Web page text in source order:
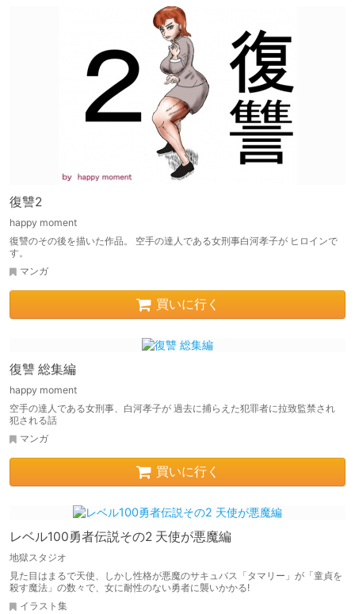
復讐2
happy moment
復讐のその後を描いた作品。 空手の達人である女刑事白河孝子が ヒロインで
す。
マンガ
買いに行く
復讐 総集編
happy moment
空手の達人である女刑事、白河孝子が 過去に捕らえた犯罪者に拉致監禁され
犯される話
マンガ
買いに行く
レベル100勇者伝説その2 天使が悪魔編
地獄スタジオ
見た目はまるで天使、しかし性格が悪魔のサキュバス「タマリー」が「童貞を
殺す魔法」の数々で、女に耐性のない勇者に襲いかかる!
イラスト集